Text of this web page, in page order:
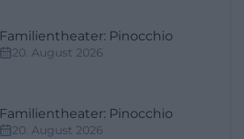
Familientheater: Pinocchio
20. August 2026
Familientheater: Pinocchio
20. August 2026